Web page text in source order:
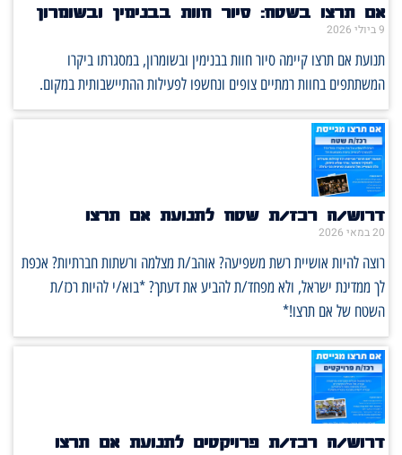
אם תרצו בשטח: סיור חוות בבנימין ובשומרון
9 ביולי 2026
תנועת אם תרצו קיימה סיור חוות בבנימין ובשומרון, במסגרתו ביקרו
המשתתפים בחוות רמתיים צופים ונחשפו לפעילות ההתיישבותית במקום.
דרוש/ה רכז/ת שטח לתנועת אם תרצו
20 במאי 2026
רוצה להיות אושיית רשת משפיעה? אוהב/ת מצלמה ורשתות חברתיות? אכפת
לך ממדינת ישראל, ולא מפחד/ת להביע את דעתך? *בוא/י להיות רכז/ת
השטח של אם תרצו!*
דרוש/ה רכז/ת פרויקטים לתנועת אם תרצו